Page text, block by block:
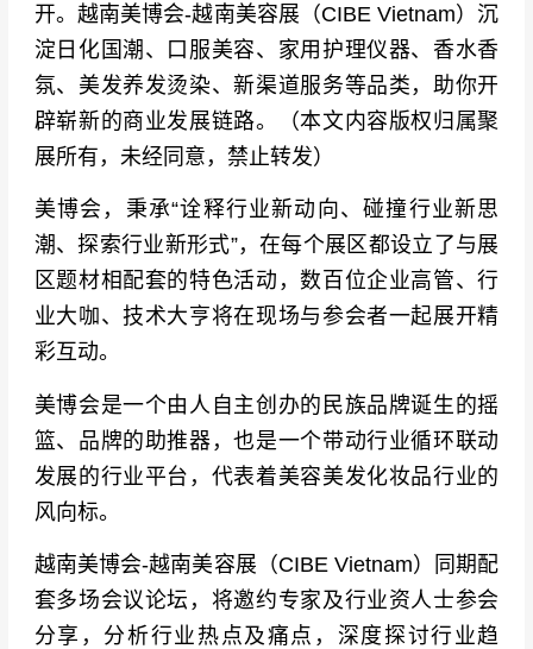
开。越南美博会-越南美容展（CIBE Vietnam）沉
淀日化国潮、口服美容、家用护理仪器、香水香
氛、美发养发烫染、新渠道服务等品类，助你开
辟崭新的商业发展链路。（本文内容版权归属聚
展所有，未经同意，禁止转发）
美博会，秉承“诠释行业新动向、碰撞行业新思
潮、探索行业新形式”，在每个展区都设立了与展
区题材相配套的特色活动，数百位企业高管、行
业大咖、技术大亨将在现场与参会者一起展开精
彩互动。
美博会是一个由人自主创办的民族品牌诞生的摇
篮、品牌的助推器，也是一个带动行业循环联动
发展的行业平台，代表着美容美发化妆品行业的
风向标。
越南美博会-越南美容展（CIBE Vietnam）同期配
套多场会议论坛，将邀约专家及行业资人士参会
分享，分析行业热点及痛点，深度探讨行业趋